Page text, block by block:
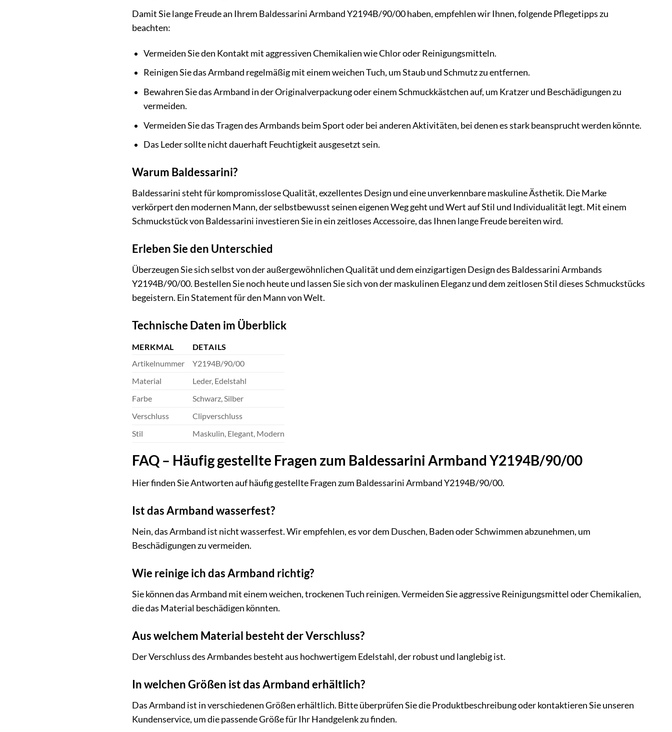
Damit Sie lange Freude an Ihrem Baldessarini Armband Y2194B/90/00 haben, empfehlen wir Ihnen, folgende Pflegetipps zu
beachten:
Vermeiden Sie den Kontakt mit aggressiven Chemikalien wie Chlor oder Reinigungsmitteln.
Reinigen Sie das Armband regelmäßig mit einem weichen Tuch, um Staub und Schmutz zu entfernen.
Bewahren Sie das Armband in der Originalverpackung oder einem Schmuckkästchen auf, um Kratzer und Beschädigungen zu
vermeiden.
Vermeiden Sie das Tragen des Armbands beim Sport oder bei anderen Aktivitäten, bei denen es stark beansprucht werden könnte.
Das Leder sollte nicht dauerhaft Feuchtigkeit ausgesetzt sein.
Warum Baldessarini?
Baldessarini steht für kompromisslose Qualität, exzellentes Design und eine unverkennbare maskuline Ästhetik. Die Marke
verkörpert den modernen Mann, der selbstbewusst seinen eigenen Weg geht und Wert auf Stil und Individualität legt. Mit einem
Schmuckstück von Baldessarini investieren Sie in ein zeitloses Accessoire, das Ihnen lange Freude bereiten wird.
Erleben Sie den Unterschied
Überzeugen Sie sich selbst von der außergewöhnlichen Qualität und dem einzigartigen Design des Baldessarini Armbands
Y2194B/90/00. Bestellen Sie noch heute und lassen Sie sich von der maskulinen Eleganz und dem zeitlosen Stil dieses Schmuckstücks
begeistern. Ein Statement für den Mann von Welt.
Technische Daten im Überblick
MERKMAL
DETAILS
Artikelnummer
Y2194B/90/00
Material
Leder, Edelstahl
Farbe
Schwarz, Silber
Verschluss
Clipverschluss
Stil
Maskulin, Elegant, Modern
FAQ – Häufig gestellte Fragen zum Baldessarini Armband Y2194B/90/00
Hier finden Sie Antworten auf häufig gestellte Fragen zum Baldessarini Armband Y2194B/90/00.
Ist das Armband wasserfest?
Nein, das Armband ist nicht wasserfest. Wir empfehlen, es vor dem Duschen, Baden oder Schwimmen abzunehmen, um
Beschädigungen zu vermeiden.
Wie reinige ich das Armband richtig?
Sie können das Armband mit einem weichen, trockenen Tuch reinigen. Vermeiden Sie aggressive Reinigungsmittel oder Chemikalien,
die das Material beschädigen könnten.
Aus welchem Material besteht der Verschluss?
Der Verschluss des Armbandes besteht aus hochwertigem Edelstahl, der robust und langlebig ist.
In welchen Größen ist das Armband erhältlich?
Das Armband ist in verschiedenen Größen erhältlich. Bitte überprüfen Sie die Produktbeschreibung oder kontaktieren Sie unseren
Kundenservice, um die passende Größe für Ihr Handgelenk zu finden.